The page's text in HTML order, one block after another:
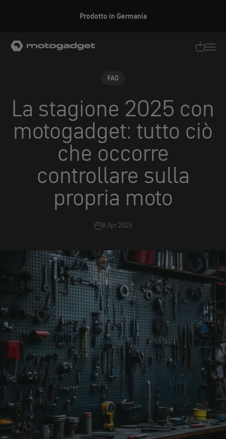
Prodotto in Germania
motogadget GmbH
FAQ
La stagione 2025 con
motogadget: tutto ciò
che occorre
controllare sulla
propria moto
8 Apr 2025